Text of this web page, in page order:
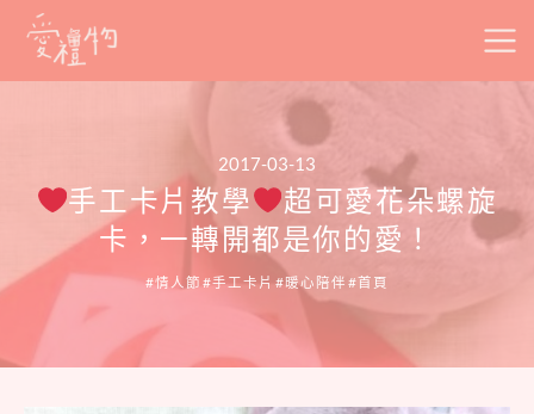
Skip
2017-03-13
手工卡片教學
超可愛花朵螺旋
卡，一轉開都是你的愛！
情人節 手工卡片 暖心陪伴 首頁